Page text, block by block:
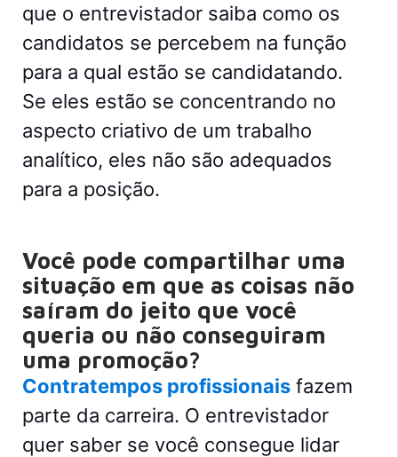
que o entrevistador saiba como os
candidatos se percebem na função
para a qual estão se candidatando.
Se eles estão se concentrando no
aspecto criativo de um trabalho
analítico, eles não são adequados
para a posição.
Você pode compartilhar uma
situação em que as coisas não
saíram do jeito que você
queria ou não conseguiram
uma promoção?
Contratempos profissionais fazem
parte da carreira. O entrevistador
quer saber se você consegue lidar